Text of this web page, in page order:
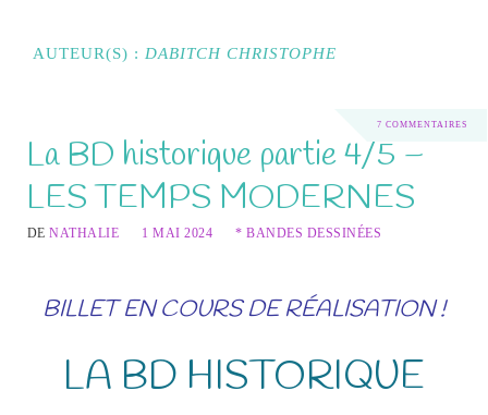
AUTEUR(S) : DABITCH CHRISTOPHE
7 COMMENTAIRES
La BD historique partie 4/5 –
LES TEMPS MODERNES
DENATHALIE 1 MAI 2024 * BANDES DESSINÉES
BILLET EN COURS DE RÉALISATION !
LA BD HISTORIQUE